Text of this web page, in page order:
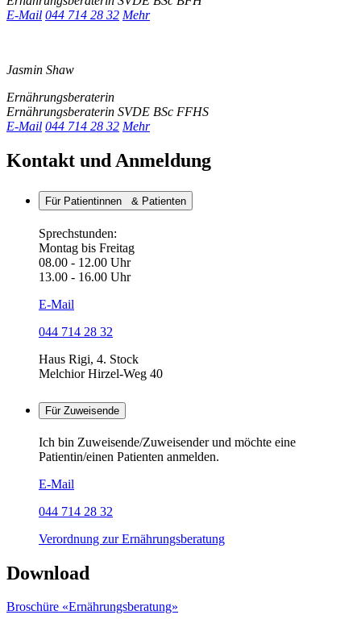
E-Mail 044 714 28 32 Mehr
Jasmin Shaw
Ernährungsberaterin
Ernährungsberaterin SVDE BSc FFHS
E-Mail 044 714 28 32 Mehr
Kontakt und Anmeldung
Für Patientinnen & Patienten
Sprechstunden:
Montag bis Freitag
08.00 - 12.00 Uhr
13.00 - 16.00 Uhr
E-Mail
044 714 28 32
Haus Rigi, 4. Stock
Melchior Hirzel-Weg 40
Für Zuweisende
Ich bin Zuweisende/Zuweisender und möchte eine
Patientin/einen Patienten anmelden.
E-Mail
044 714 28 32
Verordnung zur Ernährungsberatung
Download
Broschüre «Ernährungsberatung»